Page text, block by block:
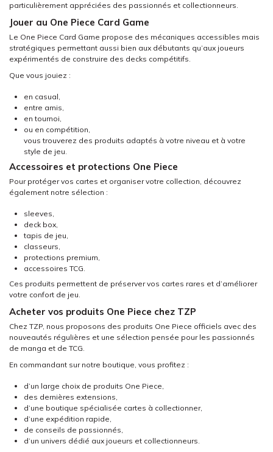
particulièrement appréciées des passionnés et collectionneurs.
Jouer au One Piece Card Game
Le One Piece Card Game propose des mécaniques accessibles mais
stratégiques permettant aussi bien aux débutants qu’aux joueurs
expérimentés de construire des decks compétitifs.
Que vous jouiez :
en casual,
entre amis,
en tournoi,
ou en compétition,
vous trouverez des produits adaptés à votre niveau et à votre
style de jeu.
Accessoires et protections One Piece
Pour protéger vos cartes et organiser votre collection, découvrez
également notre sélection :
sleeves,
deck box,
tapis de jeu,
classeurs,
protections premium,
accessoires TCG.
Ces produits permettent de préserver vos cartes rares et d’améliorer
votre confort de jeu.
Acheter vos produits One Piece chez TZP
Chez TZP, nous proposons des produits One Piece officiels avec des
nouveautés régulières et une sélection pensée pour les passionnés
de manga et de TCG.
En commandant sur notre boutique, vous profitez :
d’un large choix de produits One Piece,
des dernières extensions,
d’une boutique spécialisée cartes à collectionner,
d’une expédition rapide,
de conseils de passionnés,
d’un univers dédié aux joueurs et collectionneurs.